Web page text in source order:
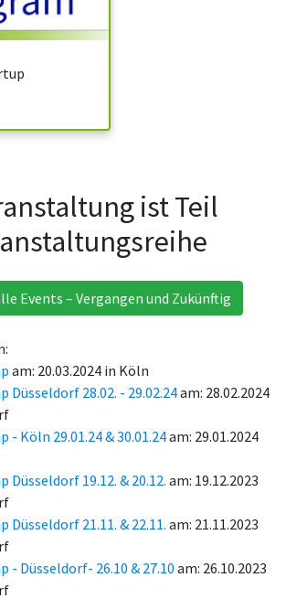
ist Teil
Events – Vergangen und Zukünftig
am: 20.03.2024 in Köln
Düsseldorf 28.02. - 29.02.24am: 28.02.2024
- Köln 29.01.24 & 30.01.24am: 29.01.2024
Düsseldorf 19.12. & 20.12. am: 19.12.2023
Düsseldorf 21.11. & 22.11. am: 21.11.2023
- Düsseldorf- 26.10 & 27.10 am: 26.10.2023